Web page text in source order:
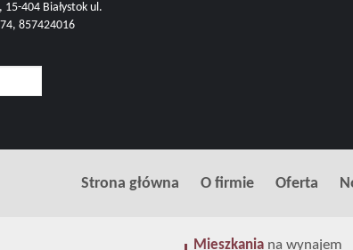
15-404 Białystok ul.
857424016
Strona główna O firmie Oferta
Mieszkania na wynajem